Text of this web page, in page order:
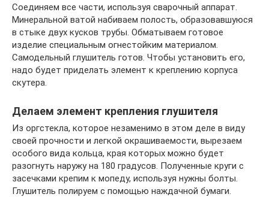
Соединяем все части, используя сварочный аппарат.
Минеральной ватой набиваем полость, образовавшуюся
в стыке двух кусков трубы. Обматываем готовое
изделие специальным огнестойким материалом.
Самодельный глушитель готов. Чтобы установить его,
надо будет приделать элемент к креплению корпуса
скутера.
Делаем элемент крепления глушителя
Из оргстекла, которое незаменимо в этом деле в виду
своей прочности и легкой окрашиваемости, вырезаем
особого вида кольца, края которых можно будет
разогнуть наружу на 180 градусов. Полученные круги с
засечками крепим к мопеду, используя нужны болты.
Глушитель полируем с помощью наждачной бумаги.